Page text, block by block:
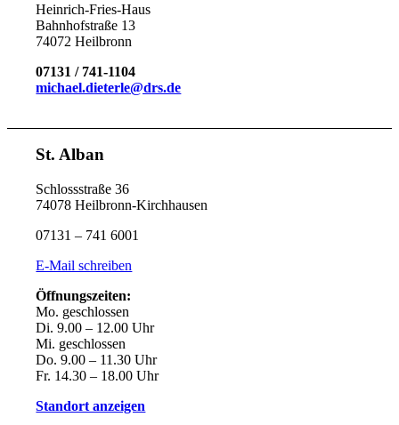
Heinrich-Fries-Haus
Bahnhofstraße 13
74072 Heilbronn
07131 / 741-1104
michael.dieterle@drs.de
St. Alban
Schlossstraße 36
74078 Heilbronn-Kirchhausen
07131 – 741 6001
E-Mail schreiben
Öffnungszeiten:
Mo. geschlossen
Di. 9.00 – 12.00 Uhr
Mi. geschlossen
Do. 9.00 – 11.30 Uhr
Fr. 14.30 – 18.00 Uhr
Standort anzeigen